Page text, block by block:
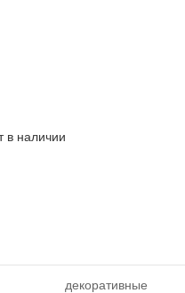
в наличии
декоративные